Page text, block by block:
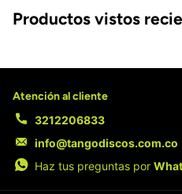
Productos vistos
Atención al cliente
3212206833
info@tangodiscos.com.co
Haz tus preguntas por